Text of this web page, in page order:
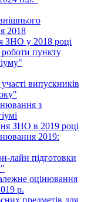
2018
ЗНО у 2018 році
пункту
випускників
з
ЗНО в 2019 році
2019:
лайн підготовки
оцінювання
р.
предметів для